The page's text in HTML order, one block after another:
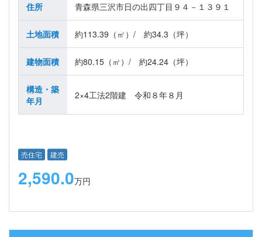
住所 青森県三沢市日の出四丁目９４－１３９１
土地面積 約113.39（㎡）/ 約34.3（坪）
建物面積 約80.15（㎡）/ 約24.24（坪）
構造・築
年月
2×4工法2階建 令和８年８月
売住宅 建売
2,590.0万円